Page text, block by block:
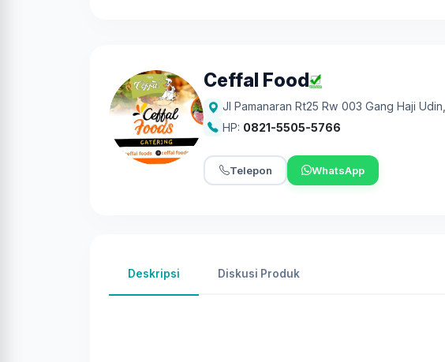
Ceffal Food
Jl Pamanaran Rt25 Rw 003 Gang Haji Udin
HP: 0821-5505-5766
Telepon WhatsApp
Deskripsi Diskusi Produk